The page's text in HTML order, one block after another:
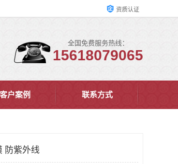
资质认证
全国免费服务热线：
15618079065
客户案例 联系方式
防紫外线